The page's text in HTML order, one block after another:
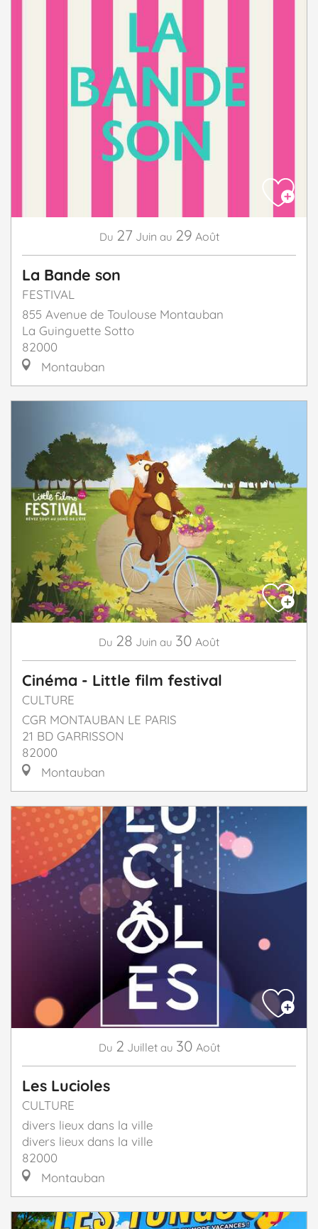
Du 27 Juin au 29 Août
La Bande son
FESTIVAL
855 Avenue de Toulouse Montauban
La Guinguette Sotto
82000
Montauban
Du 28 Juin au 30 Août
Cinéma - Little film festival
CULTURE
CGR MONTAUBAN LE PARIS
21 BD GARRISSON
82000
Montauban
Du 2 Juillet au 30 Août
Les Lucioles
CULTURE
divers lieux dans la ville
divers lieux dans la ville
82000
Montauban